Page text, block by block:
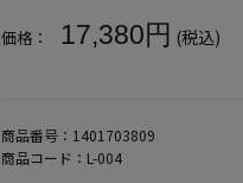
価格： 17,380円 (税込)
商品番号： 1401703809
商品コード： L-004